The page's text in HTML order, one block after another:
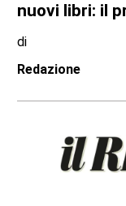
nuovi libri: il
di
Redazione